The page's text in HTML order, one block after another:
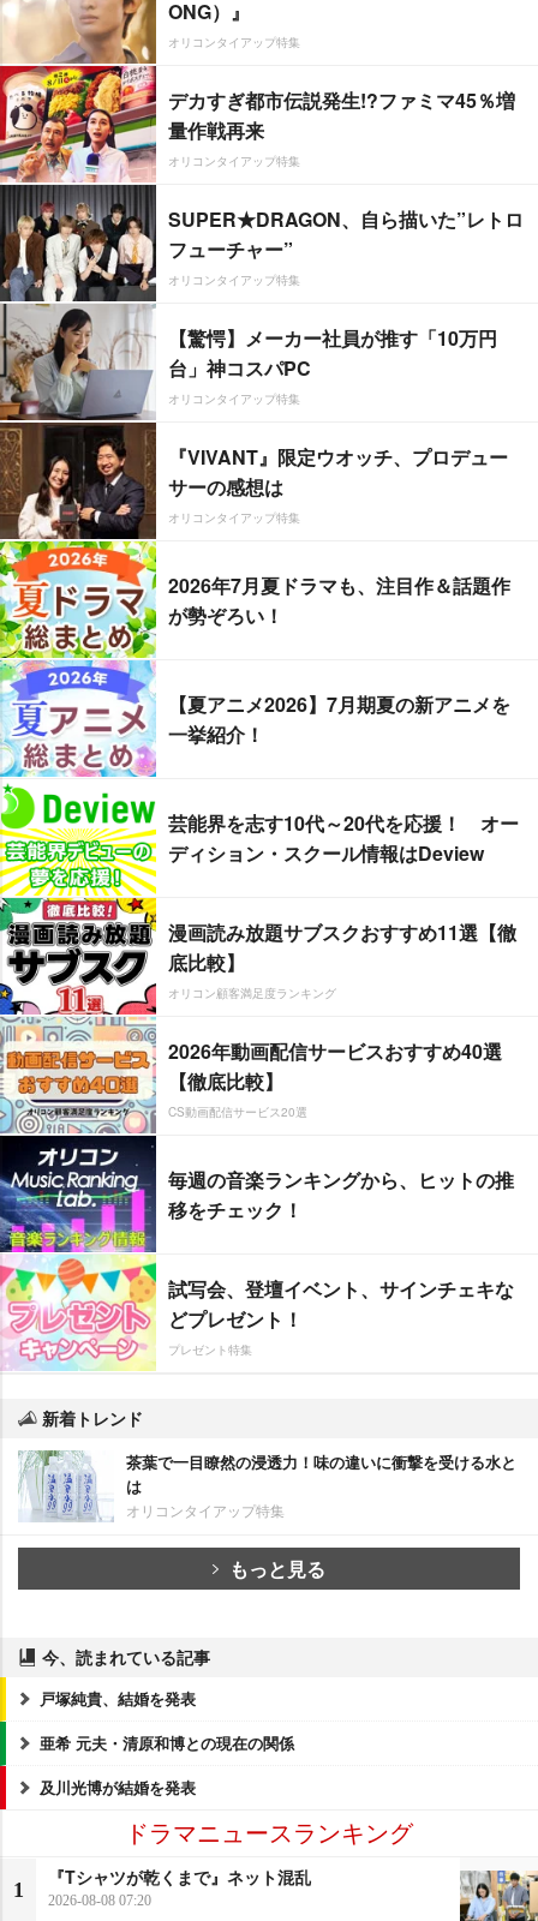
ONG）』
オリコンタイアップ特集
デカすぎ都市伝説発生!?ファミマ45％増
量作戦再来
オリコンタイアップ特集
SUPER★DRAGON、自ら描いた”レトロ
フューチャー”
オリコンタイアップ特集
【驚愕】メーカー社員が推す「10万円
台」神コスパPC
オリコンタイアップ特集
『VIVANT』限定ウオッチ、プロデュー
サーの感想は
オリコンタイアップ特集
2026年7月夏ドラマも、注目作＆話題作
が勢ぞろい！
【夏アニメ2026】7月期夏の新アニメを
一挙紹介！
芸能界を志す10代～20代を応援！ オー
ディション・スクール情報はDeview
漫画読み放題サブスクおすすめ11選【徹
底比較】
オリコン顧客満足度ランキング
2026年動画配信サービスおすすめ40選
【徹底比較】
CS動画配信サービス20選
毎週の音楽ランキングから、ヒットの推
移をチェック！
試写会、登壇イベント、サインチェキな
どプレゼント！
プレゼント特集
新着トレンド
茶葉で一目瞭然の浸透力！味の違いに衝撃を受ける水と
は
オリコンタイアップ特集
もっと見る
今、読まれている記事
戸塚純貴、結婚を発表
亜希 元夫・清原和博との現在の関係
及川光博が結婚を発表
ドラマニュースランキング
1
『Tシャツが乾くまで』ネット混乱
2026-08-08 07:20